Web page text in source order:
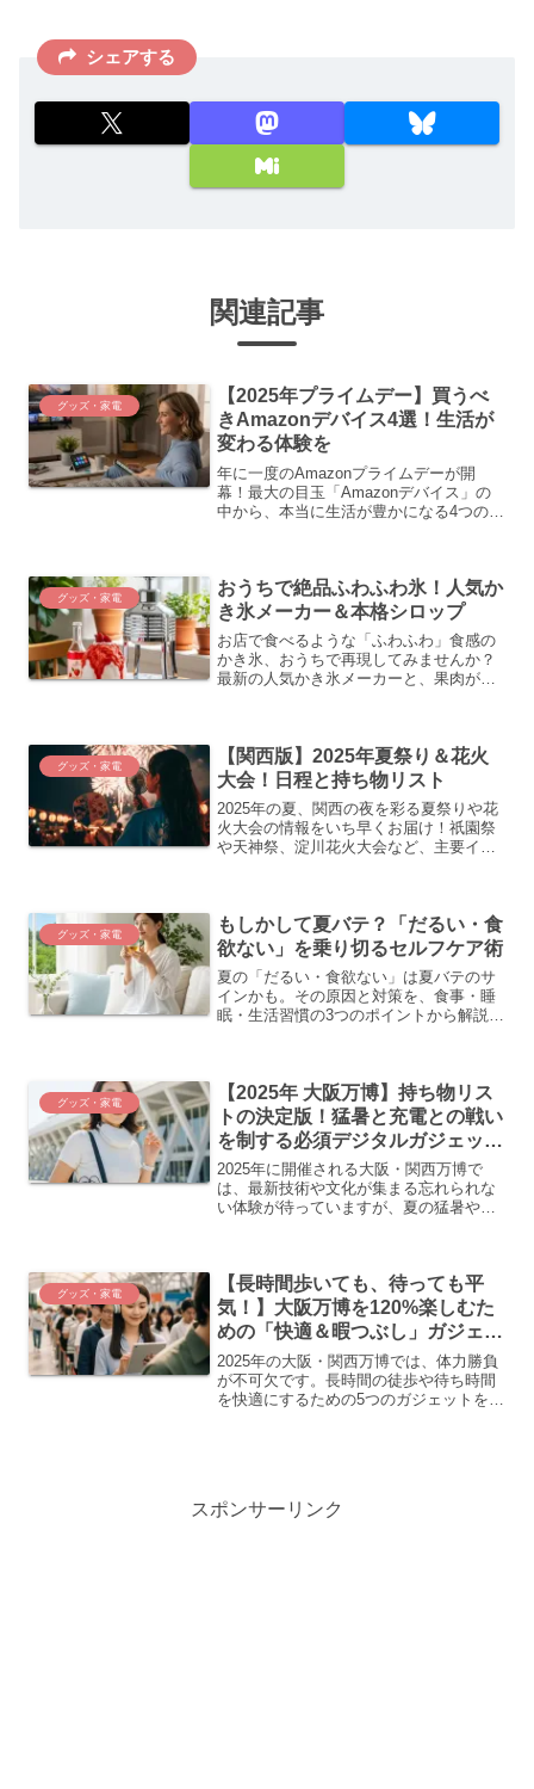
シェアする
関連記事
グッズ・家電
【2025年プライムデー】買うべ
きAmazonデバイス4選！生活が
変わる体験を
年に一度のAmazonプライムデーが開
幕！最大の目玉「Amazonデバイス」の
中から、本当に生活が豊かになる4つのモ
グッズ・家電
おうちで絶品ふわふわ氷！人気か
き氷メーカー＆本格シロップ
お店で食べるような「ふわふわ」食感の
かき氷、おうちで再現してみませんか？
最新の人気かき氷メーカーと、果肉が贅
グッズ・家電
【関西版】2025年夏祭り＆花火
大会！日程と持ち物リスト
2025年の夏、関西の夜を彩る夏祭りや花
火大会の情報をいち早くお届け！祇園祭
や天神祭、淀川花火大会など、主要イベ
グッズ・家電
もしかして夏バテ？「だるい・食
欲ない」を乗り切るセルフケア術
夏の「だるい・食欲ない」は夏バテのサ
インかも。その原因と対策を、食事・睡
眠・生活習慣の3つのポイントから解説。
グッズ・家電
【2025年 大阪万博】持ち物リス
トの決定版！猛暑と充電との戦い
を制する必須デジタルガジェット
5選
2025年に開催される大阪・関西万博で
は、最新技術や文化が集まる忘れられな
い体験が待っていますが、夏の猛暑やバ
ー、ネッククーラー、GaN採用急速充電
器、ノイズキャンセリングイヤホン、ポ
ータブルSSDの5つを紹介。これらを活
用して、万博を120%楽しむ準備を整えま
しょう。
グッズ・家電
【長時間歩いても、待っても平
気！】大阪万博を120%楽しむた
めの「快適＆暇つぶし」ガジェッ
ト5選
2025年の大阪・関西万博では、体力勝負
が不可欠です。長時間の徒歩や待ち時間
を快適にするための5つのガジェットを紹
がら楽しんでください。
スポンサーリンク